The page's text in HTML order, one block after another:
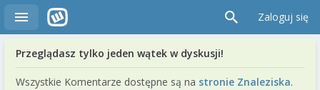
Zaloguj się
Przeglądasz tylko jeden wątek w dyskusji!
Wszystkie Komentarze dostępne są na stronie Znaleziska.